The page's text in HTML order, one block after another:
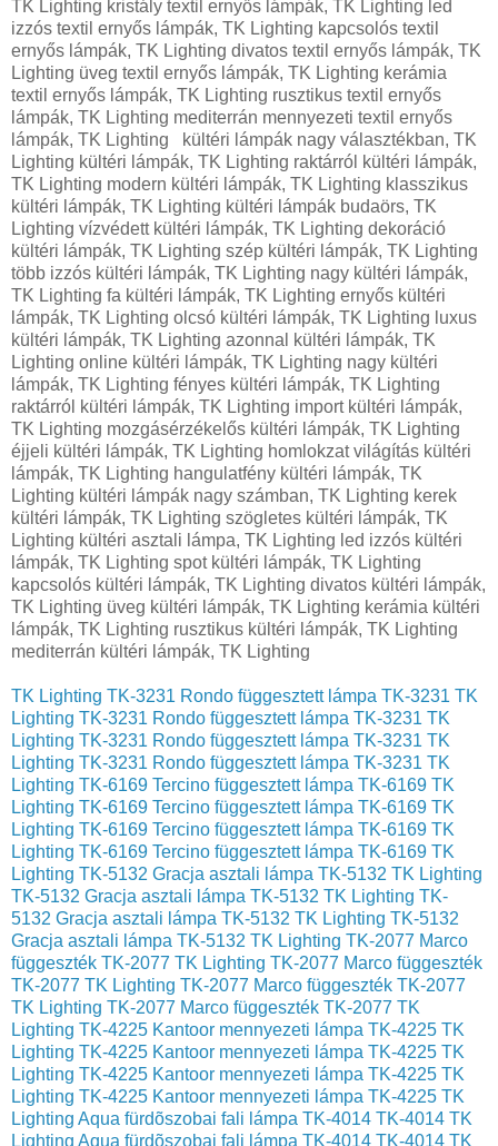
TK Lighting TK-3231 Rondo függesztett lámpa TK-3231 TK
Lighting TK-3231 Rondo függesztett lámpa TK-3231 TK
Lighting TK-3231 Rondo függesztett lámpa TK-3231 TK
Lighting TK-3231 Rondo függesztett lámpa TK-3231 TK
Lighting TK-6169 Tercino függesztett lámpa TK-6169 TK
Lighting TK-6169 Tercino függesztett lámpa TK-6169 TK
Lighting TK-6169 Tercino függesztett lámpa TK-6169 TK
Lighting TK-6169 Tercino függesztett lámpa TK-6169 TK
Lighting TK-5132 Gracja asztali lámpa TK-5132 TK Lighting
TK-5132 Gracja asztali lámpa TK-5132 TK Lighting TK-
5132 Gracja asztali lámpa TK-5132 TK Lighting TK-5132
Gracja asztali lámpa TK-5132 TK Lighting TK-2077 Marco
függeszték TK-2077 TK Lighting TK-2077 Marco függeszték
TK-2077 TK Lighting TK-2077 Marco függeszték TK-2077
TK Lighting TK-2077 Marco függeszték TK-2077 TK
Lighting TK-4225 Kantoor mennyezeti lámpa TK-4225 TK
Lighting TK-4225 Kantoor mennyezeti lámpa TK-4225 TK
Lighting TK-4225 Kantoor mennyezeti lámpa TK-4225 TK
Lighting TK-4225 Kantoor mennyezeti lámpa TK-4225 TK
Lighting Aqua fürdõszobai fali lámpa TK-4014 TK-4014 TK
Lighting Aqua fürdõszobai fali lámpa TK-4014 TK-4014 TK